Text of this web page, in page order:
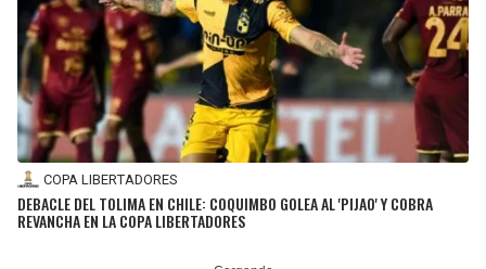
COPA LIBERTADORES
DEBACLE DEL TOLIMA EN CHILE: COQUIMBO GOLEA AL 'PIJAO' Y COBRA
REVANCHA EN LA COPA LIBERTADORES